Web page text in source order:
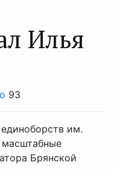
Илья
93
им.
масштабные
Брянской